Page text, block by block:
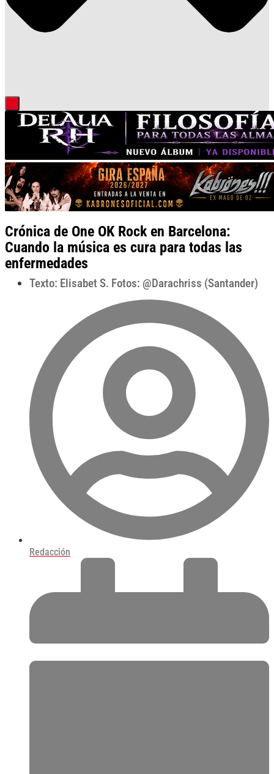
Crónica de One OK Rock en Barcelona:
Cuando la música es cura para todas las
enfermedades
Texto: Elisabet S. Fotos: @Darachriss (Santander)
Redacción